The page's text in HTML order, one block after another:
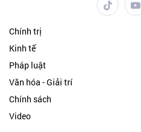
Chính trị
Kinh tế
Pháp luật
Văn hóa - Giải trí
Chính sách
Video